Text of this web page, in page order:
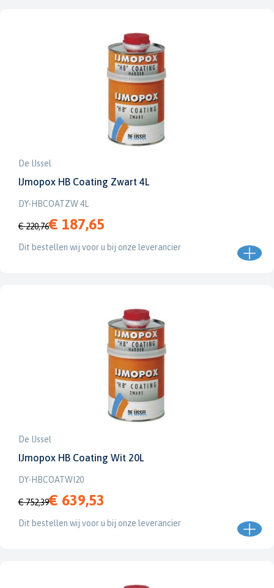
De IJssel
IJmopox HB Coating Zwart 4L
DY-HBCOATZW 4L
€ 220,76€ 187,65
Dit bestellen wij voor u bij onze leverancier
De IJssel
IJmopox HB Coating Wit 20L
DY-HBCOATWI20
€ 752,39€ 639,53
Dit bestellen wij voor u bij onze leverancier